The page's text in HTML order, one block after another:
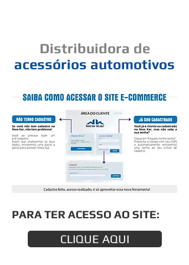
Distribuidora de
acessórios automotivos
Um elo de bons
PARA TER ACESSO AO SITE:
CLIQUE AQUI